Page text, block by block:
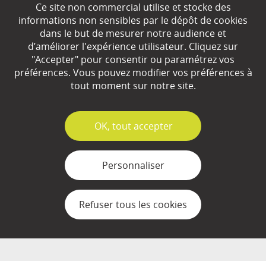
EN SAVOIR
Qui sommes-nous ?
Partenaires
Plan du site
Mentions légales
Gestion des cookies
Ce site non commercial utilise et stocke des
informations non sensibles par le dépôt de cookies
dans le but de mesurer notre audience et
d’améliorer l'expérience utilisateur. Cliquez sur
"Accepter" pour consentir ou paramétrez vos
préférences. Vous pouvez modifier vos préférences à
tout moment sur notre site.
✓
OK, tout accepter
Personnaliser
Refuser tous les cookies